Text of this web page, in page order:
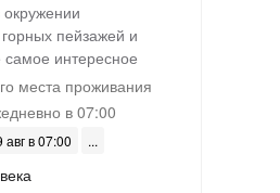
пейзажей и
самое интересное
места проживания
в 07:00
авг в 07:00